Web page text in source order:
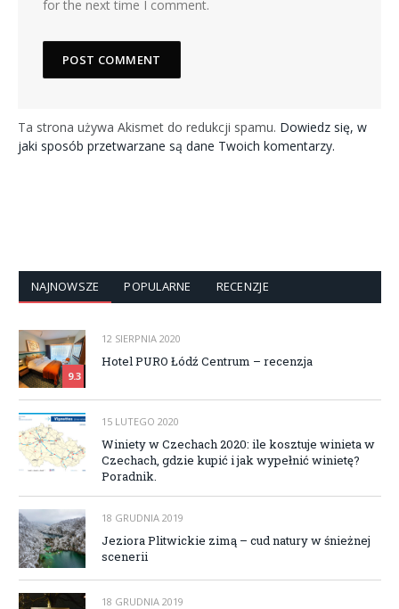
for the next time I comment.
Ta strona używa Akismet do redukcji spamu. Dowiedz się, w
jaki sposób przetwarzane są dane Twoich komentarzy.
NAJNOWSZE POPULARNE RECENZJE
9.3
12 SIERPNIA 2020
Hotel PURO Łódź Centrum – recenzja
15 LUTEGO 2020
Winiety w Czechach 2020: ile kosztuje winieta w
Czechach, gdzie kupić i jak wypełnić winietę?
Poradnik.
18 GRUDNIA 2019
Jeziora Plitwickie zimą – cud natury w śnieżnej
scenerii
18 GRUDNIA 2019